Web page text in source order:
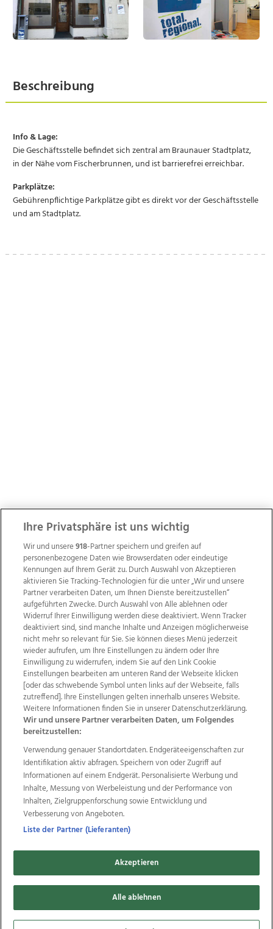
Beschreibung
Info & Lage:
Die Geschäftsstelle befindet sich zentral am Braunauer Stadtplatz,
in der Nähe vom Fischerbrunnen, und ist barrierefrei erreichbar.
Parkplätze:
Gebührenpflichtige Parkplätze gibt es direkt vor der Geschäftsstelle
und am Stadtplatz.
Wir über uns Mediadaten Kontakt
Jobs
Datenschutz
Impressum
AGB Anzeigekunden
AGB Website
Ehrenkodex Politische Werbung
Weitere Angebote des Medienhauses Wimmer
TV1 di-mog-i.at OÖNow
Ischler Woche
Life Radio
OÖNachrichten
OÖN Immobilien
OÖN Karriere
OÖN Reise
Promenaden Galerien
Regionaljobs
wasistlos.at wirtrauern.at
Copyrights © 2026 Tips Zeitungs GmbH & Co KG
developed by
Ihre Privatsphäre ist uns wichtig
Wir und unsere918-Partner speichern und greifen auf
personenbezogene Daten wie Browserdaten oder eindeutige
Kennungen auf Ihrem Gerät zu. Durch Auswahl von Akzeptieren
aktivieren Sie Tracking-Technologien für die unter „Wir und unsere
Partner verarbeiten Daten, um Ihnen Dienste bereitzustellen“
aufgeführten Zwecke. Durch Auswahl von Alle ablehnen oder
Widerruf Ihrer Einwilligung werden diese deaktiviert. Wenn Tracker
deaktiviert sind, sind manche Inhalte und Anzeigen möglicherweise
nicht mehr so relevant für Sie. Sie können dieses Menü jederzeit
wieder aufrufen, um Ihre Einstellungen zu ändern oder Ihre
Einwilligung zu widerrufen, indem Sie auf den Link Cookie
Einstellungen bearbeiten am unteren Rand der Webseite klicken
[oder das schwebende Symbol unten links auf der Webseite, falls
zutreffend]. Ihre Einstellungen gelten innerhalb unseres Website.
Weitere Informationen finden Sie in unserer Datenschutzerklärung.
Wir und unsere Partner verarbeiten Daten, um Folgendes
bereitzustellen:
Verwendung genauer Standortdaten. Endgeräteeigenschaften zur
Identifikation aktiv abfragen. Speichern von oder Zugriff auf
Informationen auf einem Endgerät. Personalisierte Werbung und
Inhalte, Messung von Werbeleistung und der Performance von
Inhalten, Zielgruppenforschung sowie Entwicklung und
Verbesserung von Angeboten.
Liste der Partner (Lieferanten)
Akzeptieren
Alle ablehnen